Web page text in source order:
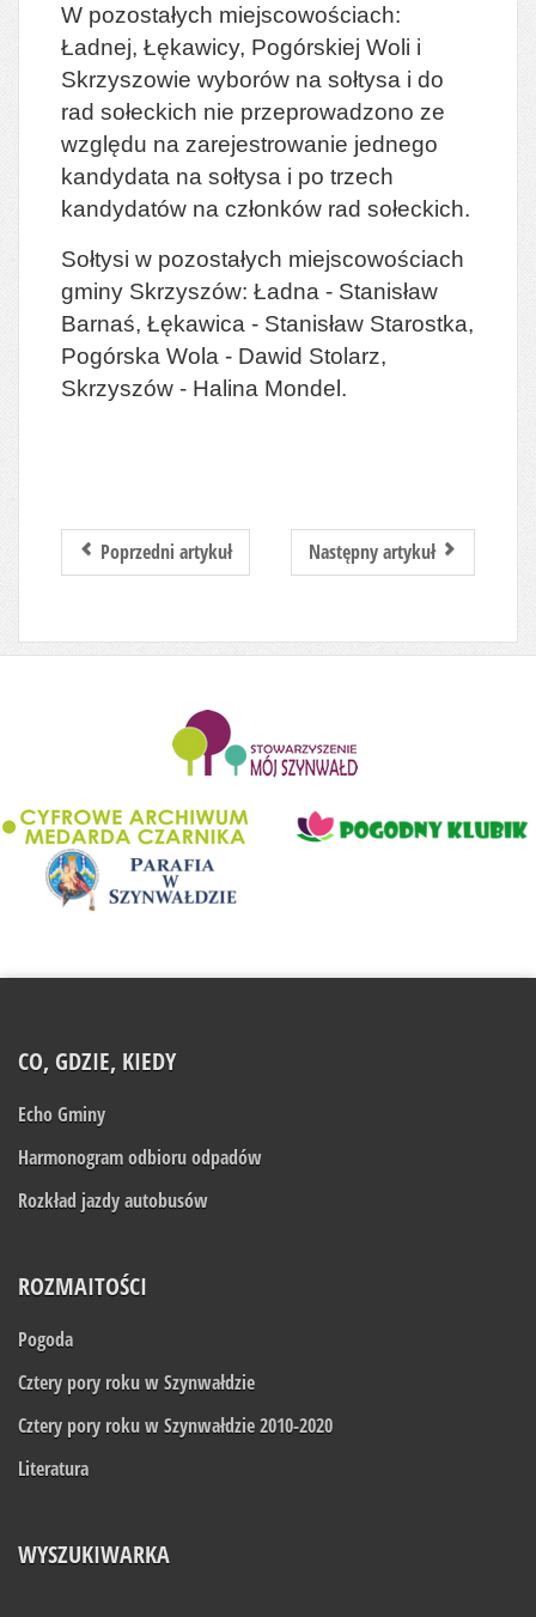
W pozostałych miejscowościach:
Ładnej, Łękawicy, Pogórskiej Woli i
Skrzyszowie wyborów na sołtysa i do
rad sołeckich nie przeprowadzono ze
względu na zarejestrowanie jednego
kandydata na sołtysa i po trzech
kandydatów na członków rad sołeckich.
Sołtysi w pozostałych miejscowościach
gminy Skrzyszów: Ładna - Stanisław
Barnaś, Łękawica - Stanisław Starostka,
Pogórska Wola - Dawid Stolarz,
Skrzyszów - Halina Mondel.
Poprzedni artykuł Następny artykuł
CO, GDZIE, KIEDY
Echo Gminy
Harmonogram odbioru odpadów
Rozkład jazdy autobusów
ROZMAITOŚCI
Pogoda
Cztery pory roku w Szynwałdzie
Cztery pory roku w Szynwałdzie 2010-2020
Literatura
WYSZUKIWARKA